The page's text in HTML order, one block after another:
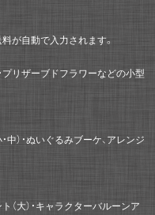
が自動で入力されます。
プリザーブドフラワーなどの小型
中）・ぬいぐるみブーケ、アレンジ
ト（大）・キャラクターバルーンア